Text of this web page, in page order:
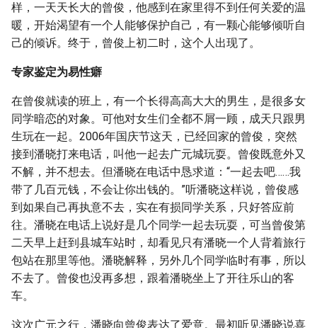
样，一天天长大的曾俊，他感到在家里得不到任何关爱的温
暖，开始渴望有一个人能够保护自己，有一颗心能够倾听自
己的倾诉。终于，曾俊上初二时，这个人出现了。
专家鉴定为易性癖
在曾俊就读的班上，有一个长得高高大大的男生，是很多女
同学暗恋的对象。可他对女生们全都不屑一顾，成天只跟男
生玩在一起。2006年国庆节这天，已经回家的曾俊，突然
接到潘晓打来电话，叫他一起去广元城玩耍。曾俊既意外又
不解，并不想去。但潘晓在电话中恳求道：“一起去吧……我
带了几百元钱，不会让你出钱的。”听潘晓这样说，曾俊感
到如果自己再执意不去，实在有损同学关系，只好答应前
往。潘晓在电话上说好是几个同学一起去玩耍，可当曾俊第
二天早上赶到县城车站时，却看见只有潘晓一个人背着旅行
包站在那里等他。潘晓解释，另外几个同学临时有事，所以
不去了。曾俊也没再多想，跟着潘晓坐上了开往乐山的客
车。
这次广元之行，潘晓向曾俊表达了爱意。最初听见潘晓说喜